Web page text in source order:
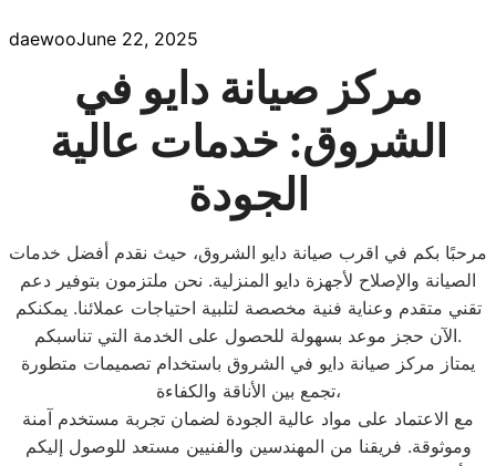
daewooJune 22, 2025
مركز صيانة دايو في
الشروق: خدمات عالية
الجودة
مرحبًا بكم في اقرب صيانة دايو الشروق، حيث نقدم أفضل خدمات
الصيانة والإصلاح لأجهزة دايو المنزلية. نحن ملتزمون بتوفير دعم
تقني متقدم وعناية فنية مخصصة لتلبية احتياجات عملائنا. يمكنكم
الآن حجز موعد بسهولة للحصول على الخدمة التي تناسبكم.
يمتاز مركز صيانة دايو في الشروق باستخدام تصميمات متطورة
تجمع بين الأناقة والكفاءة،
مع الاعتماد على مواد عالية الجودة لضمان تجربة مستخدم آمنة
وموثوقة. فريقنا من المهندسين والفنيين مستعد للوصول إليكم